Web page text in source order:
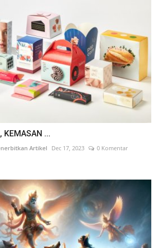
KEMASAN ...
Artikel Dec 17, 2023
0 Komentar